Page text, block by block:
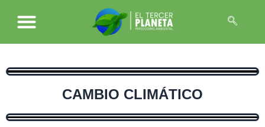
CAMBIO CLIMÁTICO